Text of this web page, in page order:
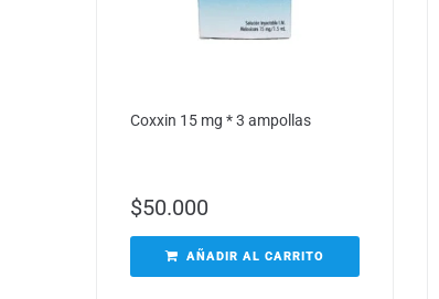
Coxxin 15 mg * 3 ampollas
$50.000
AÑADIR AL CARRITO